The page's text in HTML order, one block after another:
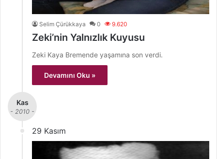
Selim Çürükkaya 0 9.620
Zeki’nin Yalnızlık Kuyusu
Zeki Kaya Bremende yaşamına son verdi.
Devamını Oku »
Kas
- 2010 -
29 Kasım